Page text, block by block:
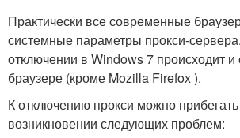
Практически все современные
системные параметры прокси-
отключении в Windows 7 происходит и
браузере (кроме Mozilla Firefox ).
К отключению прокси можно
возникновении следующих проблем: